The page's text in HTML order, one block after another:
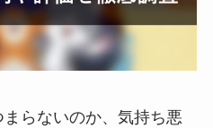
らないのか、気持ち悪